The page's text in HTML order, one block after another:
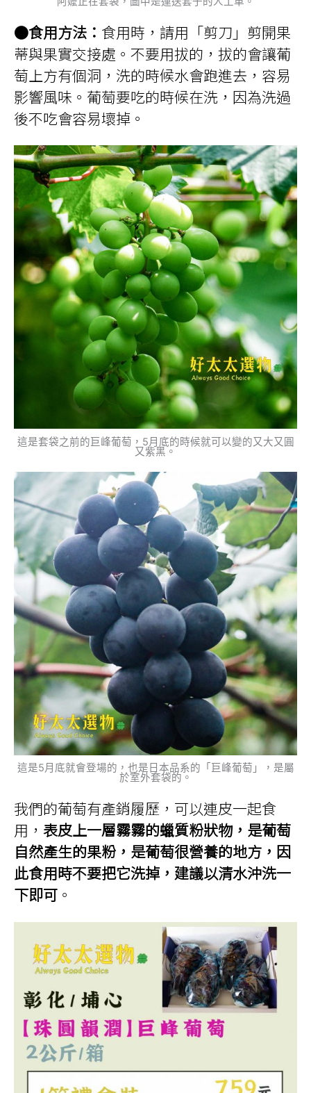
●食用方法： 食用時，請用「剪刀」剪開果
蒂與果實交接處。不要用拔的，拔的會讓葡
萄上方有個洞，洗的時候水會跑進去，容易
影響風味。葡萄要吃的時候在洗，因為洗過
後不吃會容易壞掉。
這是套袋之前的巨峰葡萄，5月底的時候就可以變的又大又圓
又紫黑。
這是5月底就會登場的，也是日本品系的「巨峰葡萄」，是屬
於室外套袋的。
我們的葡萄有產銷履歷，可以連皮一起食
用， 表皮上一層霧霧的蠟質粉狀物，是葡萄
自然產生的果粉，是葡萄很營養的地方，因
此食用時不要把它洗掉，建議以清水沖洗一
下即可 。